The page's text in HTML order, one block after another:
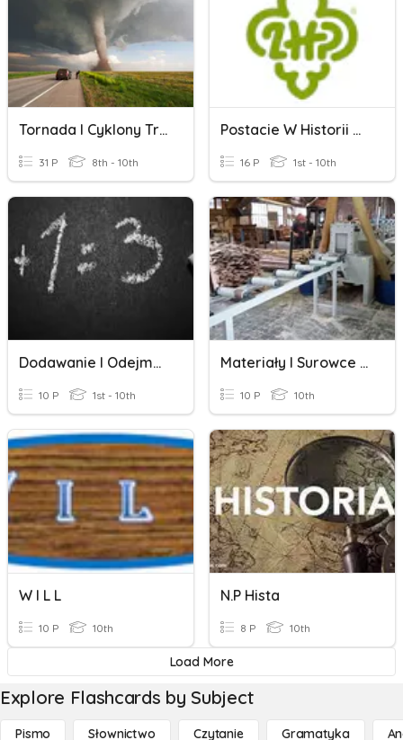
Tornada I Cyklony Tropikalne W Ameryce Północnej
31 P 8th - 10th
Postacie W Historii Harcerstwa I Skautingu.
16 P 1st - 10th
Dodawanie I Odejmowanie W Zakresie 100
10 P 1st - 10th
Materiały I Surowce W Produkcji 2B
10 P 10th
W I L L
10 P 10th
N.P Hista
8 P 10th
Load More
Explore Flashcards by Subject
Pismo Słownictwo Czytanie Gramatyka